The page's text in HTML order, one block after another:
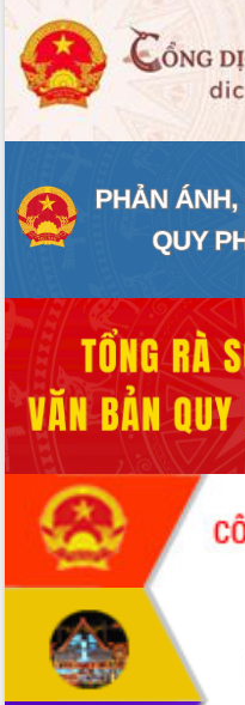
Quyết liệt tháo gỡ vướng mắc, đẩy
nhanh tiến độ các dự án trọng điểm
trong Khu kinh tế Nam Phú Yên
Hòn Yến phát triển du lịch gắn với bảo
tồn biển
Đắk Lắk thời kỳ 2021-2030, tầm nhìn
đến năm 2050
Phát động chiến dịch 30 ngày đêm
ven biển
Đắk Lắk nỗ lực thúc đẩy tăng trưởng
kinh tế từ 10% trở lên trong Quý
II/2026
Đắk Lắk ký kết thỏa thuận hợp tác về
chuyển đổi số giai đoạn 2026 – 2030
với Tập đoàn Bưu chính Viễn thông
Việt Nam
Thứ trưởng Bộ Y tế làm việc với tỉnh
Đắk Lắk về phát triển nhân lực y tế
cho trạm y tế cấp xã
Du lịch Đắk Lắk nâng tầm trải nghiệm
du khách thông qua Hệ thống cơ sở dữ
liệu và Bản đồ số
Tập huấn ứng dụng trí tuệ nhân tạo
trong thương mại điện tử năm 2026